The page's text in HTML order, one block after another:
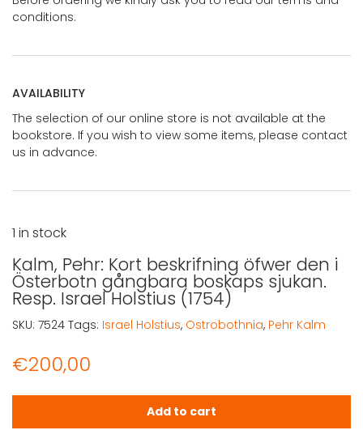
conditions.
AVAILABILITY
The selection of our online store is not available at the
bookstore. If you wish to view some items, please contact
us in advance.
Kalm, Pehr: Kort beskrifning öfwer den i
Österbotn gångbara boskaps sjukan.
Resp. Israel Holstius (1754)
€200,00
1 in stock
Kalm, Pehr: Kort beskrifning öfwer den i Österbotn
Add to cart
SKU: 7524 Tags: Israel Holstius, Ostrobothnia, Pehr Kalm